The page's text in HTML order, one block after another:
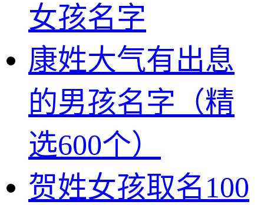
女孩名字
康姓大气有出息
的男孩名字（精
选600个）
贺姓女孩取名100